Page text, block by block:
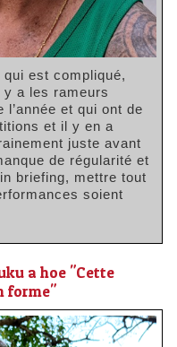
y a les rameurs
l’année et qui ont de
et il y en a
juste avant
de régularité et
briefing, mettre tout
soient
a hoe "Cette
forme"